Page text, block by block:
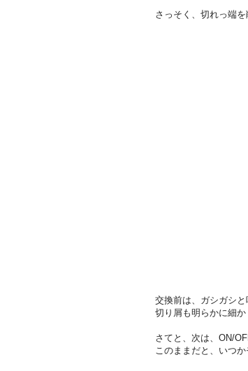
さっそく、切れっ端を
交換前は、ガシガシ
切り屑も明らかに細か
さてと、次は、ON/
このままだと、いつ